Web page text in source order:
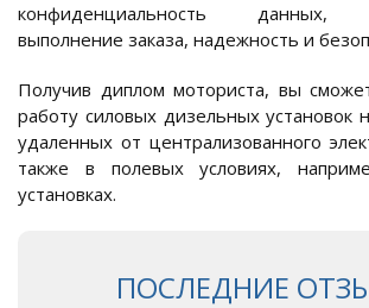
конфиденциальность данных,
выполнение заказа, надежность и
Получив диплом моториста, вы
работу силовых дизельных установок
удаленных от централизованного
также в полевых условиях,
установках.
ПОСЛЕДНИЕ